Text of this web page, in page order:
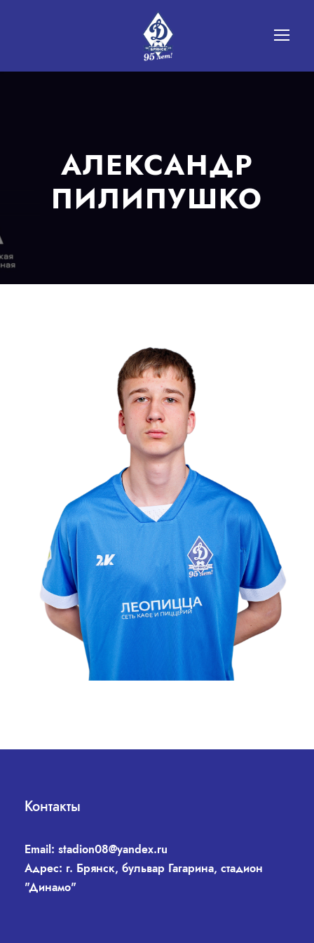
АЛЕКСАНДР
ПИЛИПУШКО
Контакты
Email: stadion08@yandex.ru
Адрес: г. Брянск, бульвар Гагарина, стадион
"Динамо"